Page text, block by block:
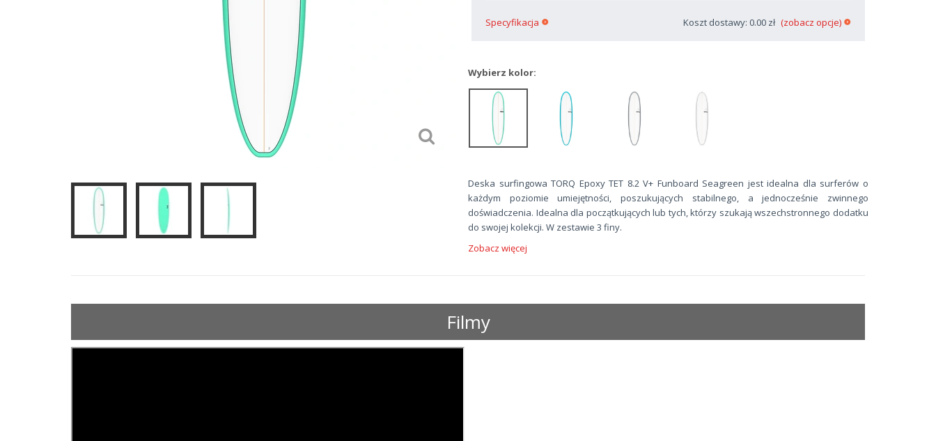
Koszt dostawy: 0.00 zł (zobacz opcje)
Specyfikacja
Wybierz kolor:
Deska surfingowa TORQ Epoxy TET 8.2 V+ Funboard Seagreen jest idealna dla surferów o
każdym poziomie umiejętności, poszukujących stabilnego, a jednocześnie zwinnego
doświadczenia. Idealna dla początkujących lub tych, którzy szukają wszechstronnego dodatku
do swojej kolekcji. W zestawie 3 finy.
Zobacz więcej
Filmy